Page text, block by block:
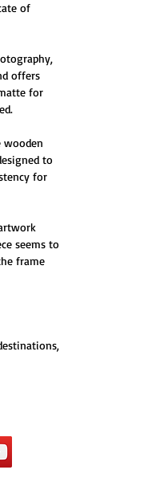
of
offers
for
wooden
to
for
seems to
frame